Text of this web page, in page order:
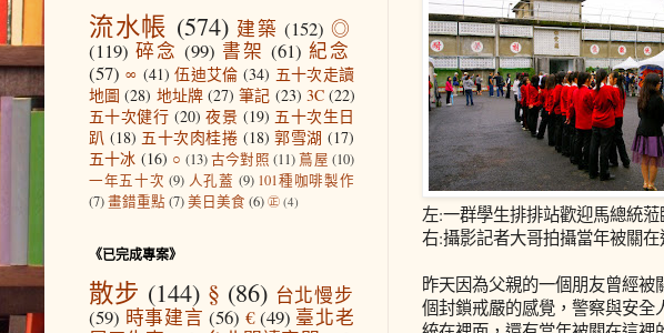
左:一群學生排排站歡迎馬總統蒞
右:攝影記者大哥拍攝當年被關
昨天因為父親的一個朋友曾經
個封鎖戒嚴的感覺，警察與安
流水帳 (574) 建築 (152) ◎
(119) 碎念 (99) 書架 (61) 紀念
(57) ∞ (41) 伍迪艾倫 (34) 五十次走讀
地圖 (28) 地址牌 (27) 筆記 (23) 3C (22)
五十次健行 (20) 夜景 (19) 五十次生日
趴 (18) 五十次肉桂捲 (18) 郭雪湖 (17)
五十冰 (16) ○ (13)古今對照 (11) 蔦屋 (10)
一年五十次 (9) 人孔蓋 (9) 101種咖啡製作
(7)畫錯重點 (7)美日美食 (6) ㊣ (4)
《已完成專案》
散步 (144) § (86) 台北慢步
(59) 時事建言 (56) € (49) 臺北老